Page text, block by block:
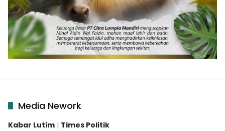
Media Nework
Kabar Lutim | Times Politik